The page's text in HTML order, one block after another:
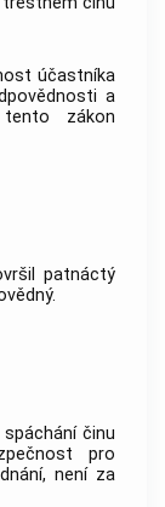
účastníka
a
zákon
patnáctý
činu
pro
není za